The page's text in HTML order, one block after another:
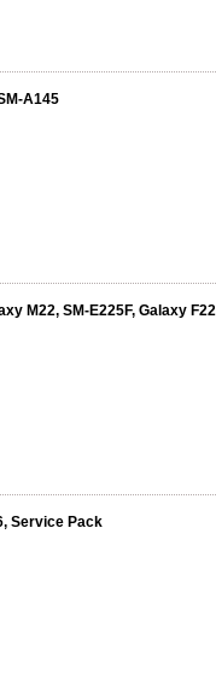
A145
M22, SM-E225F, Galaxy F22
Service Pack